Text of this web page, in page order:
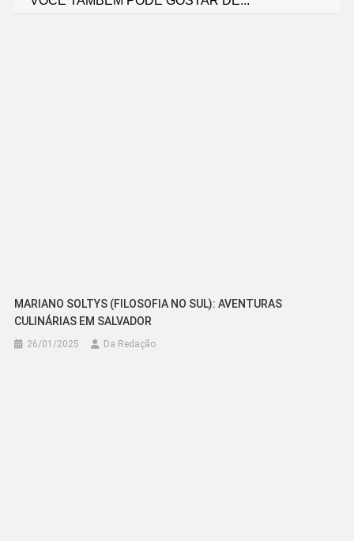
MARIANO SOLTYS (FILOSOFIA NO SUL): AVENTURAS
CULINÁRIAS EM SALVADOR
26/01/2025 Da Redação